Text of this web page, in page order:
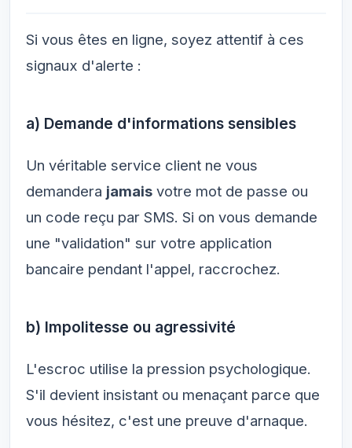
Si vous êtes en ligne, soyez attentif à ces
signaux d'alerte :
a) Demande d'informations sensibles
Un véritable service client ne vous
demandera jamais votre mot de passe ou
un code reçu par SMS. Si on vous demande
une "validation" sur votre application
bancaire pendant l'appel, raccrochez.
b) Impolitesse ou agressivité
L'escroc utilise la pression psychologique.
S'il devient insistant ou menaçant parce que
vous hésitez, c'est une preuve d'arnaque.